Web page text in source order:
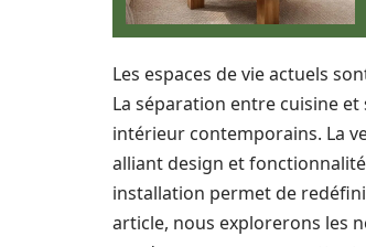
Les espaces de vie actuels
La séparation entre cuisine
intérieur contemporains. La
alliant design et
installation permet de
article, nous explorerons les